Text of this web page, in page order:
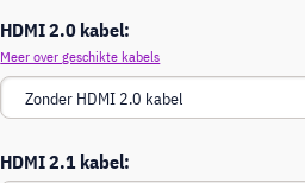
HDMI 2.0 kabel:
Meer over geschikte kabels
HDMI 2.1 kabel: